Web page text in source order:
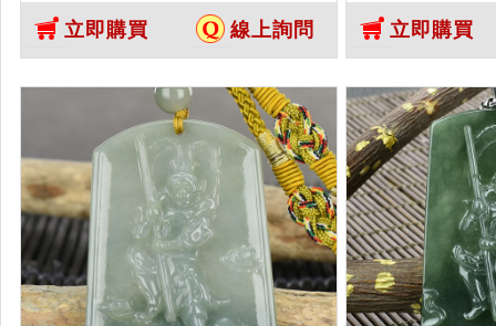
綠色糯種齊天大聖，KN111。客製
化訂做各種翡翠齊天大聖吊墜玉珮
項鍊。★附A貨翡翠雙證書
立即購買 線上詢問
綠色糯種齊天
化訂做各種翡
項鍊。★附A貨
立即購買